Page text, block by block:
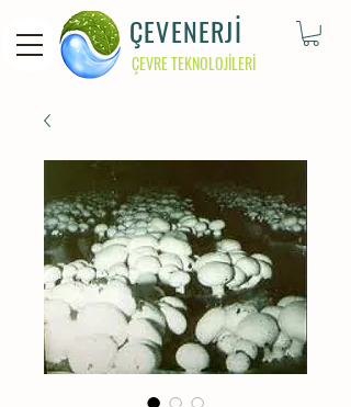
ÇEVENERJİ
ÇEVRE TEKNOLOJİLERİ